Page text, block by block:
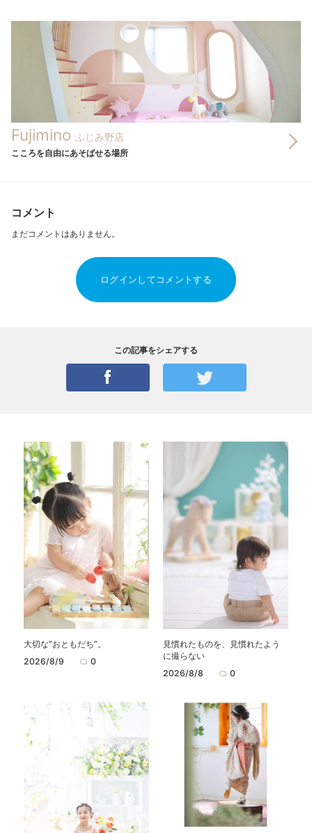
Fujimino ふじみ野店
こころを自由にあそばせる場所
コメント
まだコメントはありません。
ログインしてコメントする
この記事をシェアする
大切な”おともだち”。
2026/8/9
0
見慣れたものを、見慣れたよう
に撮らない
2026/8/8
0